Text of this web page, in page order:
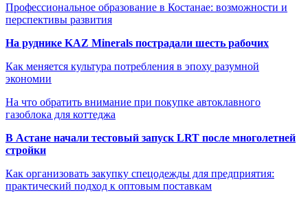
Профессиональное образование в Костанае: возможности и
перспективы развития
На руднике KAZ Minerals пострадали шесть рабочих
Как меняется культура потребления в эпоху разумной
экономии
На что обратить внимание при покупке автоклавного
газоблока для коттеджа
В Астане начали тестовый запуск LRT после многолетней
стройки
Как организовать закупку спецодежды для предприятия:
практический подход к оптовым поставкам